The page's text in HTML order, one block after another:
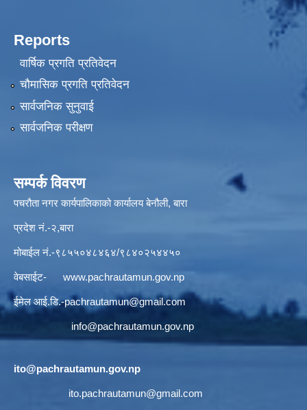
Reports
वार्षिक प्रगति प्रतिवेदन
चौमासिक प्रगति प्रतिवेदन
सार्वजनिक सुनुवाई
सार्वजनिक परीक्षण
सम्पर्क विवरण
पचरौता नगर कार्यपालिकाको कार्यालय बेनौली, बारा
प्रदेश नं.-२,बारा
मोबाईल नं.-९८५५०४८४६४/९८४०२५४४५०
वेबसाईट- www.pachrautamun.gov.np
ईमेल आई.डि.-pachrautamun@gmail.com
info@pachrautamun.gov.np
ito@pachrautamun.gov.np
ito.pachrautamun@gmail.com